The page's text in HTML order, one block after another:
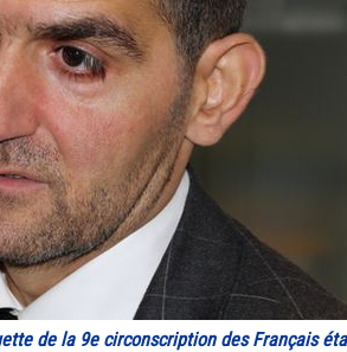
de la 9e circonscription des Français